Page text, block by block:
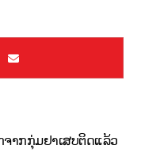
າກກຸ່ມຢາເສບຕິດແລ້ວ